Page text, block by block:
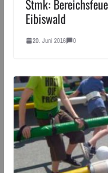
Stmk:
Eibiswald
20. Juni 2016 0